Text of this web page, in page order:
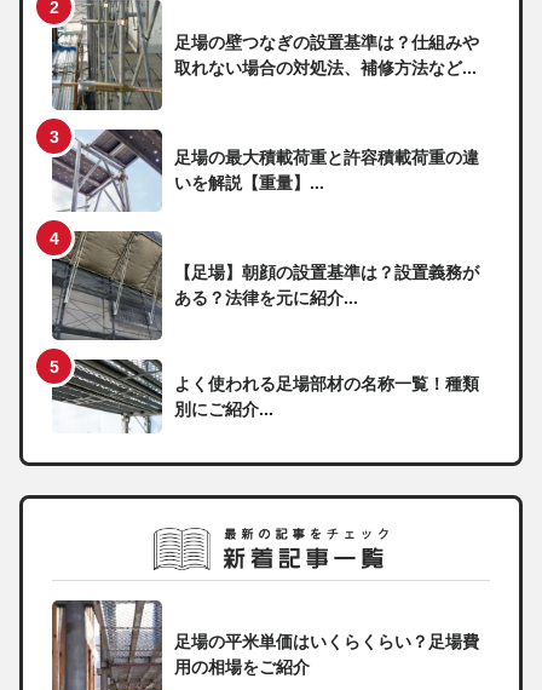
足場の壁つなぎの設置基準は？仕組みや
取れない場合の対処法、補修方法など...
足場の最大積載荷重と許容積載荷重の違
いを解説【重量】...
【足場】朝顔の設置基準は？設置義務が
ある？法律を元に紹介...
よく使われる足場部材の名称一覧！種類
別にご紹介...
足場の平米単価はいくらくらい？足場費
用の相場をご紹介